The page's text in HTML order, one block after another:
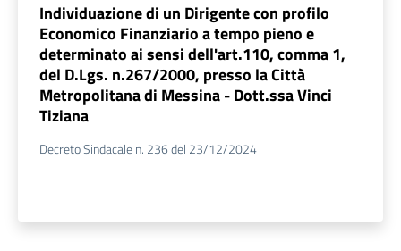
Individuazione di un Dirigente con profilo
Economico Finanziario a tempo pieno e
determinato ai sensi dell'art.110, comma 1,
del D.Lgs. n.267/2000, presso la Città
Metropolitana di Messina - Dott.ssa Vinci
Tiziana
Decreto Sindacale n. 236 del 23/12/2024